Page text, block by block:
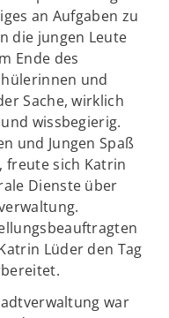
an Aufgaben zu
die jungen Leute
Ende des
und
Sache, wirklich
wissbegierig.
und Jungen Spaß
freute sich Katrin
Dienste über
Lüder den Tag
war